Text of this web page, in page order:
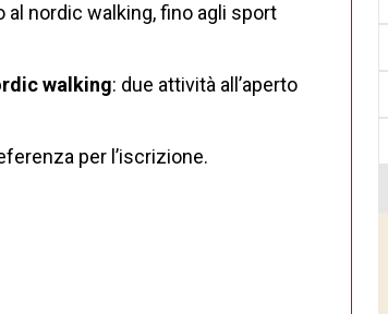
al nordic walking, fino agli sport
walking: due attività all’aperto
per l’iscrizione.